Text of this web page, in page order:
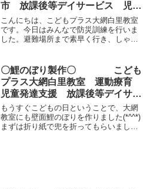
市 放課後等デイサービス 児童
発達支援
こんにちは、こどもプラス大網白里教室
です。今日はみんなで防災訓練を行いま
した。避難場所まで素早く行き、しゃが
ーと忍者ゲーム！！ ワニ、イヌ、カ
エル、クマ、ライオン...
〇鯉のぼり製作〇 こども
プラス大網白里教室 運動療育
児童発達支援 放課後等デイサー
ビス 大網白里市 茂原市 白子
町
もうすぐこどもの日ということで、大網
教室にも壁面鯉のぼりを作りました(*^^*)
まずは折り紙で兜を折ってもらいまし